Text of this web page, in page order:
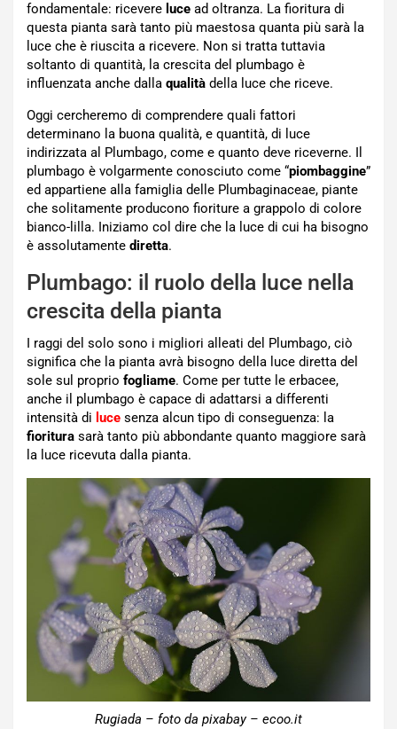
fondamentale: ricevere luce ad oltranza. La fioritura di
questa pianta sarà tanto più maestosa quanta più sarà la
luce che è riuscita a ricevere. Non si tratta tuttavia
soltanto di quantità, la crescita del plumbago è
influenzata anche dalla qualità della luce che riceve.
Oggi cercheremo di comprendere quali fattori
determinano la buona qualità, e quantità, di luce
indirizzata al Plumbago, come e quanto deve riceverne. Il
plumbago è volgarmente conosciuto come “piombaggine”
ed appartiene alla famiglia delle Plumbaginaceae, piante
che solitamente producono fioriture a grappolo di colore
bianco-lilla. Iniziamo col dire che la luce di cui ha bisogno
è assolutamente diretta.
Plumbago: il ruolo della luce nella
crescita della pianta
I raggi del solo sono i migliori alleati del Plumbago, ciò
significa che la pianta avrà bisogno della luce diretta del
sole sul proprio fogliame. Come per tutte le erbacee,
anche il plumbago è capace di adattarsi a differenti
intensità di luce senza alcun tipo di conseguenza: la
fioritura sarà tanto più abbondante quanto maggiore sarà
la luce ricevuta dalla pianta.
Rugiada – foto da pixabay – ecoo.it